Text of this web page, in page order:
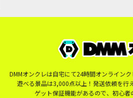
DMMオンクレは自宅にて24時間オンライン
遊べる景品は3,000点以上！発送依頼を行
ゲット保証機能があるので、初心者